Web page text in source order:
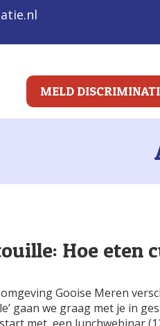
MELD
Hoe eten
Gooise Meren
gaan we graag met je in